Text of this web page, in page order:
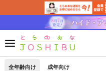
全年齢向け 成年向け